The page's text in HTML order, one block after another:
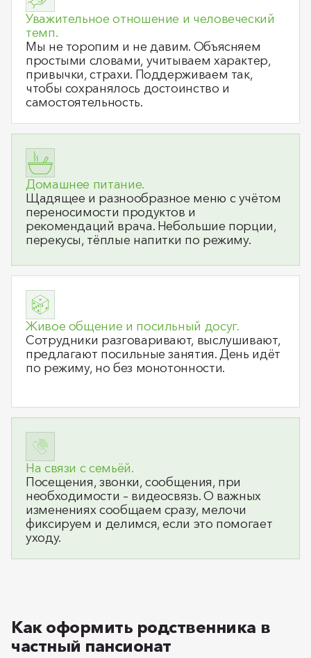
Уважительное отношение и человеческий
темп.
Мы не торопим и не давим. Объясняем
простыми словами, учитываем характер,
привычки, страхи. Поддерживаем так,
чтобы сохранялось достоинство и
самостоятельность.
Домашнее питание.
Щадящее и разнообразное меню с учётом
переносимости продуктов и
рекомендаций врача. Небольшие порции,
перекусы, тёплые напитки по режиму.
Живое общение и посильный досуг.
Сотрудники разговаривают, выслушивают,
предлагают посильные занятия. День идёт
по режиму, но без монотонности.
На связи с семьёй.
Посещения, звонки, сообщения, при
необходимости – видеосвязь. О важных
изменениях сообщаем сразу, мелочи
фиксируем и делимся, если это помогает
уходу.
Как оформить родственника в
частный пансионат